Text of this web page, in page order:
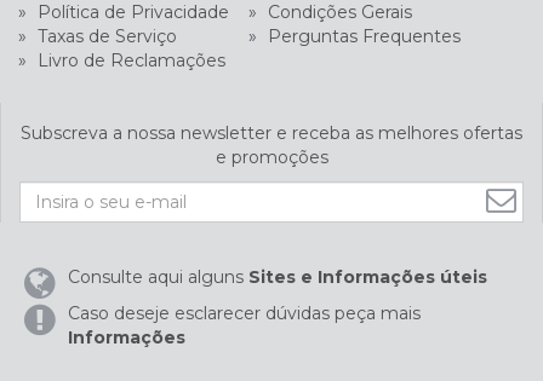
» Política de Privacidade »
Condições Gerais
» Taxas de Serviço »
Perguntas Frequentes
»
Livro de Reclamações
Subscreva a nossa newsletter e receba as melhores ofertas
e promoções
Consulte aqui alguns Sites e Informações úteis
Caso deseje esclarecer dúvidas peça mais
Informações